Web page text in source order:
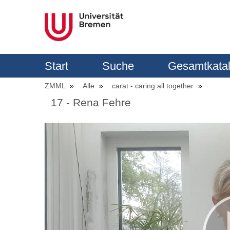
Start Suche
ZMML Alle carat - caring all together
17 - Rena Fehre